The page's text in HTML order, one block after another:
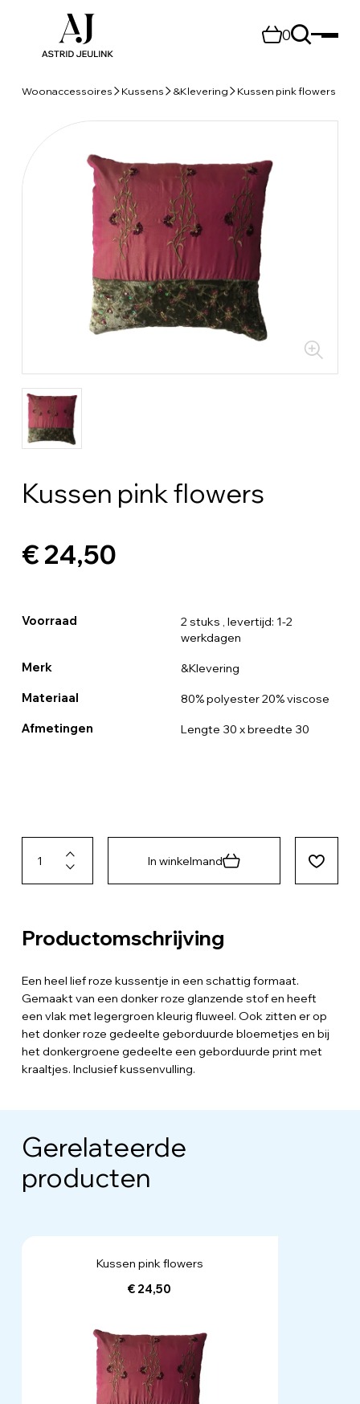
0
Woonaccessoires Kussens &Klevering Kussen pink flowers
Kussen pink flowers
€ 24,50
Voorraad 2 stuks , levertijd: 1-2
werkdagen
Merk &Klevering
Materiaal 80% polyester 20% viscose
Afmetingen Lengte 30 x breedte 30
In winkelmand
Productomschrijving
Een heel lief roze kussentje in een schattig formaat.
Gemaakt van een donker roze glanzende stof en heeft
een vlak met legergroen kleurig fluweel. Ook zitten er op
het donker roze gedeelte geborduurde bloemetjes en bij
het donkergroene gedeelte een geborduurde print met
kraaltjes. Inclusief kussenvulling.
Gerelateerde
producten
Kussen pink flowers
€ 24,50